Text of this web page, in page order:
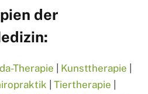
der
Therapie Kunsttherapie
Tiertherapie